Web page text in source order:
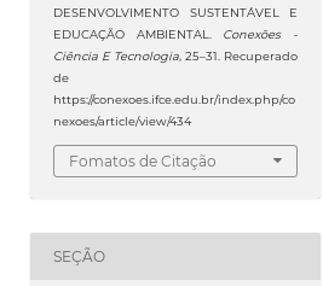
DESENVOLVIMENTO SUSTENTÁVEL E
EDUCAÇÃO AMBIENTAL. Conexões -
Ciência E Tecnologia, 25–31. Recuperado
de
https://conexoes.ifce.edu.br/index.php/co
nexoes/article/view/434
Fomatos de Citação
SEÇÃO